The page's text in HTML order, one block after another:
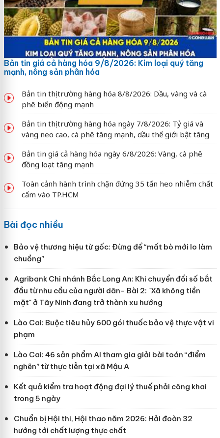
Bản tin giá cả hàng hóa 9/8/2026: Kim loại quý tăng
mạnh, nông sản phân hóa
Bản tin thị trường hàng hóa 8/8/2026: Dầu, vàng và cà
phê biến động mạnh
Bản tin thị trường hàng hóa ngày 7/8/2026: Tỷ giá và
vàng neo cao, cà phê tăng mạnh, dầu thế giới bật tăng
Bản tin giá cả hàng hóa ngày 6/8/2026: Vàng, cà phê
đồng loạt tăng mạnh
Toàn cảnh hành trình chặn đứng 35 tấn heo nhiễm chất
cấm vào TP.HCM
Bài đọc nhiều
Bảo vệ thương hiệu từ gốc: Đừng để “mất bò mới lo làm
chuồng”
Agribank Chi nhánh Bắc Long An: Khi chuyển đổi số bắt
đầu từ nhu cầu của người dân- Bài 2: "Xã không tiền
mặt" ở Tây Ninh đang trở thành xu hướng
Lào Cai: Buộc tiêu hủy 600 gói thuốc bảo vệ thực vật vi
phạm
Lào Cai: 46 sản phẩm AI tham gia giải bài toán “điểm
nghẽn” từ thực tiễn tại xã Mậu A
Kết quả kiểm tra hoạt động đại lý thuế phải công khai
trong 5 ngày
Chuẩn bị Hội thi, Hội thao năm 2026: Hải đoàn 32
hướng tới chất lượng thực chất